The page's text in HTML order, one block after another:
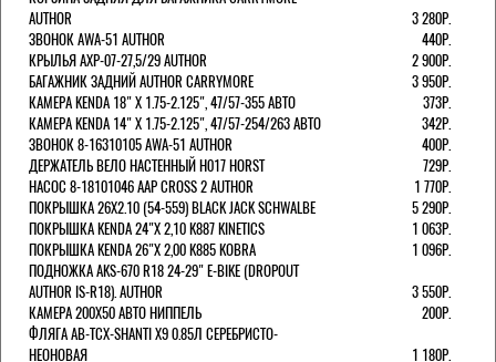
AUTHOR
3 280Р.
ЗВОНОК AWA-51 AUTHOR
440Р.
КРЫЛЬЯ AXP-07-27,5/29 AUTHOR
2 900Р.
БАГАЖНИК ЗАДНИЙ AUTHOR CARRYMORE
3 950Р.
КАМЕРА KENDA 18" Х 1.75-2.125", 47/57-355 АВТО
373Р.
КАМЕРА KENDA 14" Х 1.75-2.125", 47/57-254/263 АВТО
342Р.
ЗВОНОК 8-16310105 AWA-51 AUTHOR
400Р.
ДЕРЖАТЕЛЬ ВЕЛО НАСТЕННЫЙ H017 HORST
729Р.
НАСОС 8-18101046 AAP CROSS 2 AUTHOR
1 770Р.
ПОКРЫШКА 26X2.10 (54-559) BLACK JACK SCHWALBE
5 290Р.
ПОКРЫШКА KENDA 24"Х 2,10 K887 KINETICS
1 063Р.
ПОКРЫШКА KENDA 26"Х 2,00 K885 KOBRA
1 096Р.
ПОДНОЖКА AKS-670 R18 24-29" E-BIKE (DROPOUT
AUTHOR IS-R18). AUTHOR
3 550Р.
КАМЕРА 200Х50 АВТО НИППЕЛЬ
200Р.
ФЛЯГА AB-TCX-SHANTI X9 0.85Л СЕРЕБРИСТО-
НЕОНОВАЯ
1 180Р.